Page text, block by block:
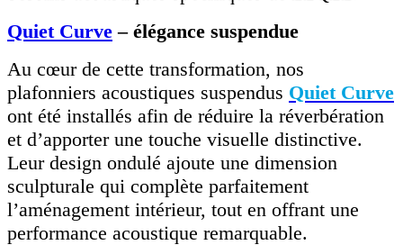
Quiet Curve – élégance suspendue
Au cœur de cette transformation, nos
plafonniers acoustiques suspendus Quiet Curve
ont été installés afin de réduire la réverbération
et d’apporter une touche visuelle distinctive.
Leur design ondulé ajoute une dimension
sculpturale qui complète parfaitement
l’aménagement intérieur, tout en offrant une
performance acoustique remarquable.